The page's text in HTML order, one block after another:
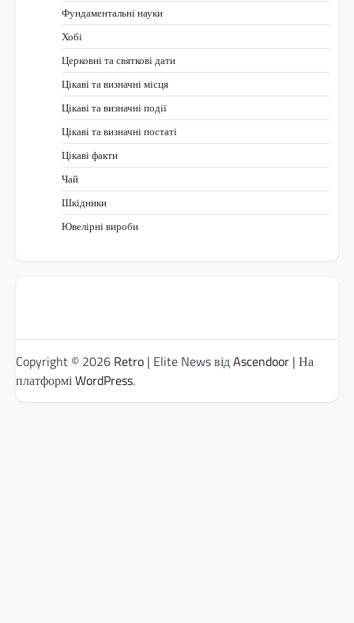
Фундаментальні науки
Хобі
Церковні та святкові дати
Цікаві та визначні місця
Цікаві та визначні події
Цікаві та визначні постаті
Цікаві факти
Чай
Шкідники
Ювелірні вироби
Copyright © 2026 Retro | Elite News відAscendoor | На
платформіWordPress.